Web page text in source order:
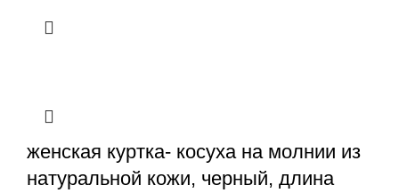
женская куртка- косуха на молнии из
натуральной кожи, черный, длина